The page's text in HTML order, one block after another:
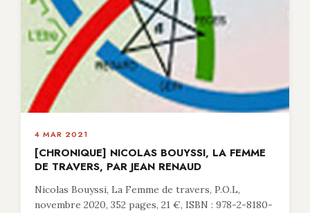
4 MAR 2021
[CHRONIQUE] NICOLAS BOUYSSI, LA FEMME
DE TRAVERS, PAR JEAN RENAUD
Nicolas Bouyssi, La Femme de travers, P.O.L,
novembre 2020, 352 pages, 21 €, ISBN : 978-2-8180-